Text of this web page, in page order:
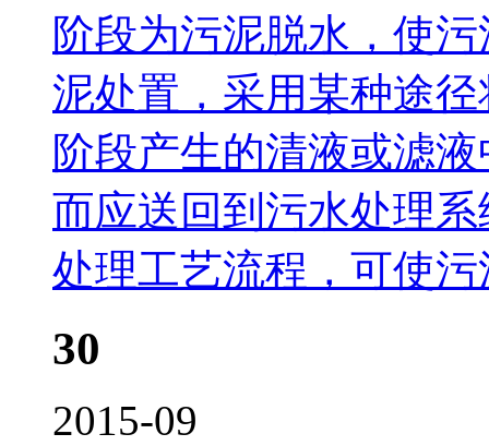
阶段为污泥脱水，使
泥处置，采用某种途
阶段产生的清液或滤
而应送回到污水处理
处理工艺流程，可使
30
2015-09